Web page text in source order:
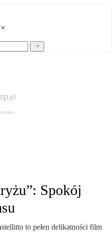
Spokój
to pełen delikatności film